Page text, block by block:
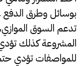
بوسائل وطرق الدفع
تدعم السوق
المشروعة كذلك
للمواصفات تؤدي